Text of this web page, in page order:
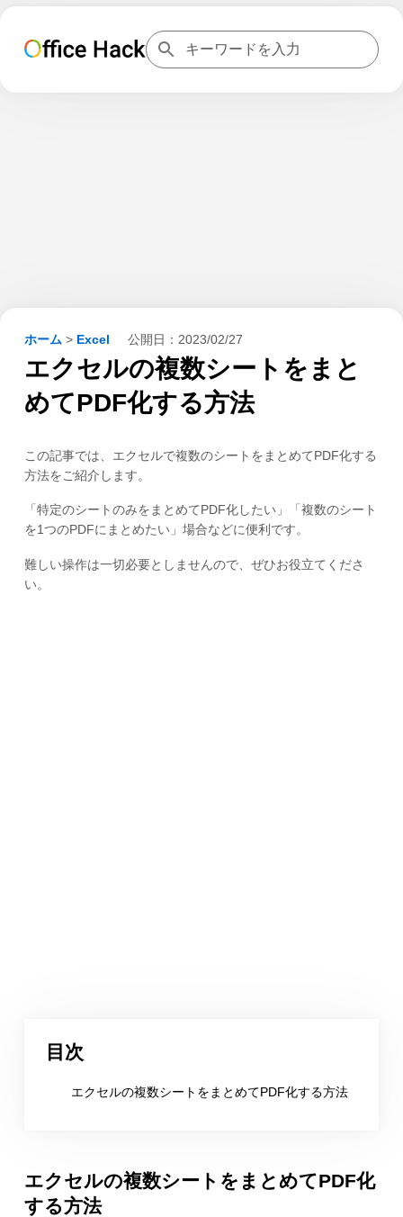
ホーム > Excel 公開日： 2023/02/27
エクセルの複数シートをまと
めてPDF化する方法
この記事では、エクセルで複数のシートをまとめてPDF化する
方法をご紹介します。
「特定のシートのみをまとめてPDF化したい」「複数のシート
を1つのPDFにまとめたい」場合などに便利です。
難しい操作は一切必要としませんので、ぜひお役立てくださ
い。
目次
エクセルの複数シートをまとめてPDF化する方法
エクセルの複数シートをまとめてPDF化
する方法